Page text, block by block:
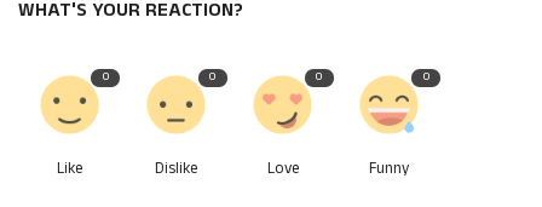
WHAT'S YOUR REACTION?
0
Like
0
Dislike
0
Love
0
Funny